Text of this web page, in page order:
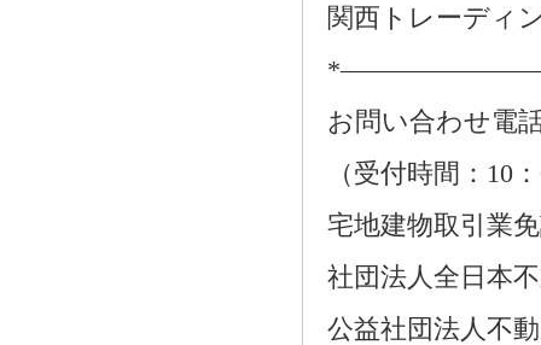
関西トレーディ
お問い合わせ電
（受付時間：10
宅地建物取引業
社団法人全日本
公益社団法人不